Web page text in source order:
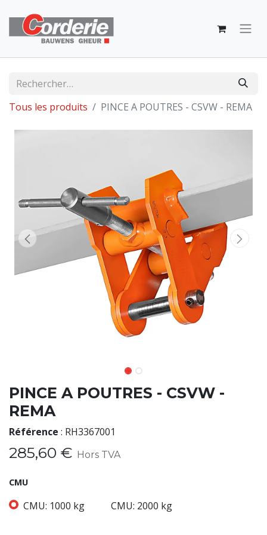
Tous les produits PINCE A POUTRES - CSVW - REMA
PINCE A POUTRES - CSVW -
REMA
Référence : RH3367001
285,60 € Hors TVA
CMU
CMU: 1000 kg CMU: 2000 kg